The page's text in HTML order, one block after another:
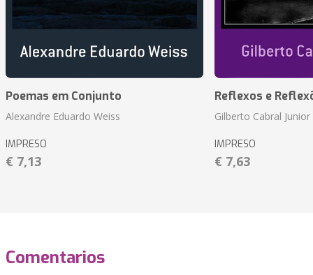
Poemas em Conjunto
Alexandre Eduardo Weiss
IMPRESO
€ 7,13
Reflexos e
Gilberto Cabral Junior
IMPRESO
€ 7,63
Comentarios